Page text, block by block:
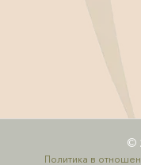
©
Политика в